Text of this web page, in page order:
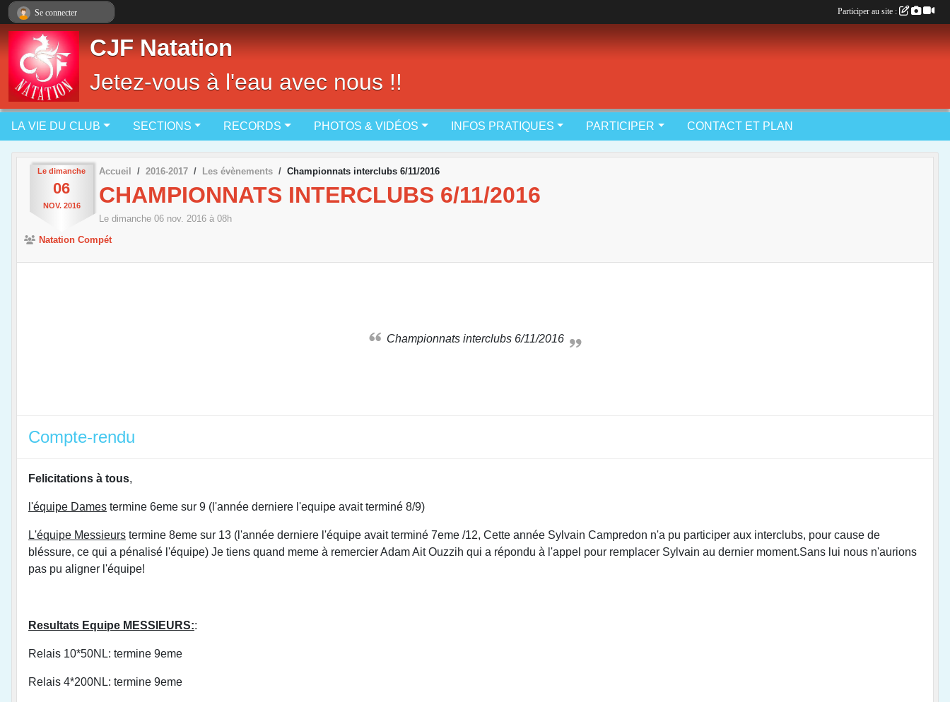
CJF Natation
Jetez-vous à l'eau avec nous !!
LA VIE DU CLUB SECTIONS RECORDS PHOTOS & VIDÉOS INFOS PRATIQUES PARTICIPER CONTACT ET PLAN
Le dimanche
06
NOV. 2016
Accueil 2016-2017 Les évènements Championnats interclubs 6/11/2016
CHAMPIONNATS INTERCLUBS 6/11/2016
Le dimanche 06 nov. 2016 à 08h
Natation Compét
Championnats interclubs 6/11/2016
Compte-rendu
Felicitations à tous,
l'équipe Dames termine 6eme sur 9 (l'année derniere l'equipe avait terminé 8/9)
L'équipe Messieurs termine 8eme sur 13 (l'année derniere l'équipe avait terminé 7eme /12, Cette année Sylvain Campredon n'a pu participer aux interclubs, pour cause de
bléssure, ce qui a pénalisé l'équipe) Je tiens quand meme à remercier Adam Ait Ouzzih qui a répondu à l'appel pour remplacer Sylvain au dernier moment.Sans lui nous n'aurions
pas pu aligner l'équipe!
Resultats Equipe MESSIEURS::
Relais 10*50NL: termine 9eme
Relais 4*200NL: termine 9eme
Se connecter Participer au site :
Panneau de gestion des cookies